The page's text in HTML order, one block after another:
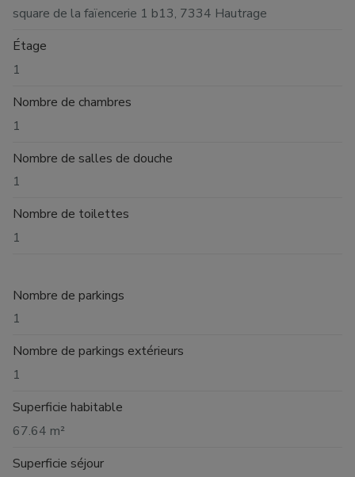
square de la faïencerie 1 b13, 7334 Hautrage
Étage
1
Nombre de chambres
1
Nombre de salles de douche
1
Nombre de toilettes
1
Nombre de parkings
1
Nombre de parkings extérieurs
1
Superficie habitable
67.64 m²
Superficie séjour